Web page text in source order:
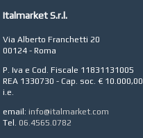
Italmarket S.r.l.
Via Alberto Franchetti 20
00124 - Roma
P. Iva e Cod. Fiscale 11831131005
REA 1330730 - Cap. soc. € 10.000,00
i.e.
email: info@italmarket.com
Tel. 06.4565.0782